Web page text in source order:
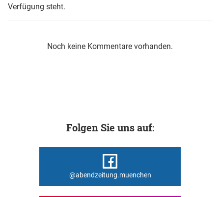
Verfügung steht.
Noch keine Kommentare vorhanden.
Folgen Sie uns auf:
@abendzeitung.muenchen